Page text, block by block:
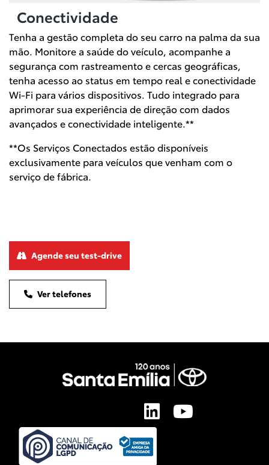
Conectividade
Tenha a gestão completa do seu carro na palma da sua
mão. Monitore a saúde do veículo, acompanhe a
segurança com rastreamento e cercas geográficas,
tenha acesso ao status em tempo real e conectividade
Wi-Fi para vários dispositivos. Tudo integrado para
aprimorar sua experiência de direção com dados
avançados e conectividade inteligente.**
**Os Serviços Conectados estão disponíveis
exclusivamente para veículos que venham com o
serviço de fábrica.
Ver telefones
Agende seu test-drive